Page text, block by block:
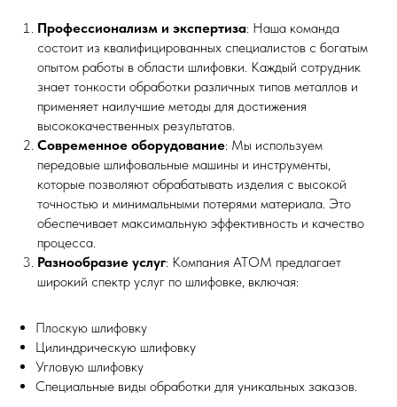
Профессионализм и экспертиза: Наша команда
состоит из квалифицированных специалистов с богатым
опытом работы в области шлифовки. Каждый сотрудник
знает тонкости обработки различных типов металлов и
применяет наилучшие методы для достижения
высококачественных результатов.
Современное оборудование: Мы используем
передовые шлифовальные машины и инструменты,
которые позволяют обрабатывать изделия с высокой
точностью и минимальными потерями материала. Это
обеспечивает максимальную эффективность и качество
процесса.
Разнообразие услуг: Компания АТОМ предлагает
широкий спектр услуг по шлифовке, включая:
Плоскую шлифовку
Цилиндрическую шлифовку
Угловую шлифовку
Специальные виды обработки для уникальных заказов.